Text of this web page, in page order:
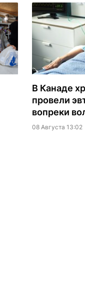
В Канаде
провели
вопреки
08 Августа 13:02